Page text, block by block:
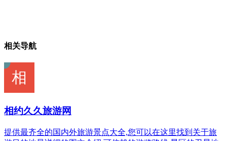
相关导航
相约久久旅游网
提供最齐全的国内外旅游景点大全,您可以在这里找到关于旅